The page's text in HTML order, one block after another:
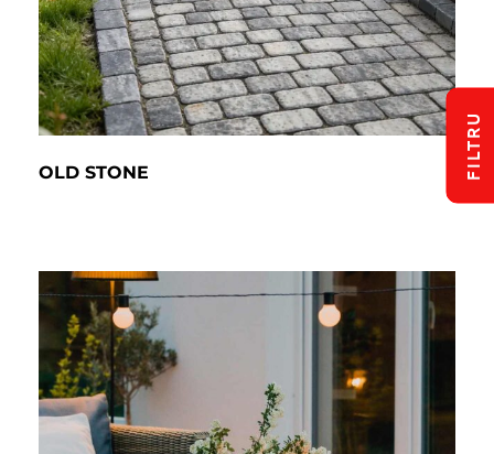
FILTRU
OLD STONE